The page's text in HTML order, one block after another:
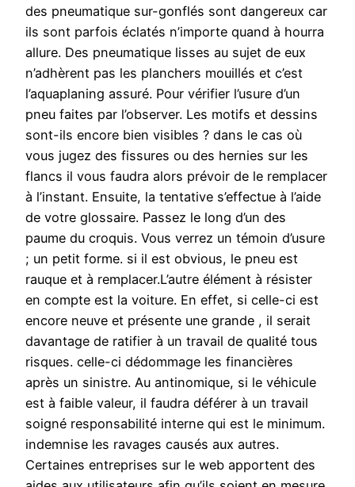
des pneumatique sur-gonflés sont dangereux car
ils sont parfois éclatés n’importe quand à hourra
allure. Des pneumatique lisses au sujet de eux
n’adhèrent pas les planchers mouillés et c’est
l’aquaplaning assuré. Pour vérifier l’usure d’un
pneu faites par l’observer. Les motifs et dessins
sont-ils encore bien visibles ? dans le cas où
vous jugez des fissures ou des hernies sur les
flancs il vous faudra alors prévoir de le remplacer
à l’instant. Ensuite, la tentative s’effectue à l’aide
de votre glossaire. Passez le long d’un des
paume du croquis. Vous verrez un témoin d’usure
; un petit forme. si il est obvious, le pneu est
rauque et à remplacer.L’autre élément à résister
en compte est la voiture. En effet, si celle-ci est
encore neuve et présente une grande , il serait
davantage de ratifier à un travail de qualité tous
risques. celle-ci dédommage les financières
après un sinistre. Au antinomique, si le véhicule
est à faible valeur, il faudra déférer à un travail
soigné responsabilité interne qui est le minimum.
indemnise les ravages causés aux autres.
Certaines entreprises sur le web apportent des